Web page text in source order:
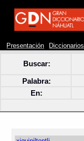
Presentación Diccionarios
Buscar:
Palabra:
En: